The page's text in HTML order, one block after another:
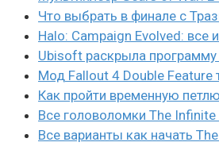
Что выбрать в финале с
Halo: Campaign Evolved: все
Ubisoft раскрыла
Мод Fallout 4 Double Feature
Как пройти временную
Все головоломки The
Все варианты как начать